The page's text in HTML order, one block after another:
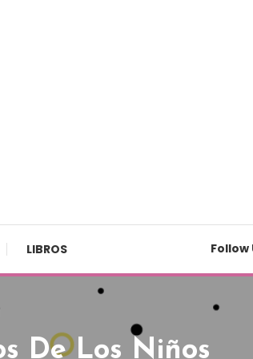
LIBROS Follow
De Los Niños